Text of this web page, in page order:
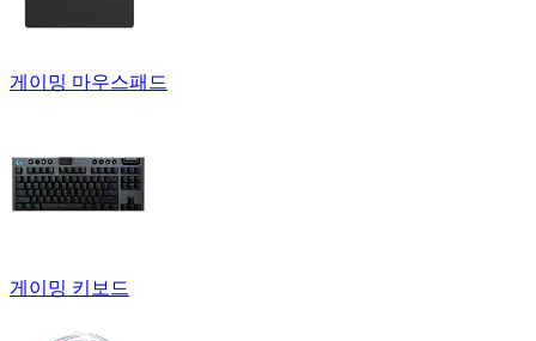
게이밍 마우스패드
게이밍 키보드